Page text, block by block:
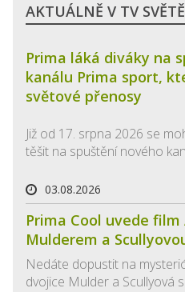
AKTUÁLNĚ V TV SVĚTĚ
Prima láká diváky na
kanálu Prima sport,
světové přenosy
Již od 17. srpna 2026 se
těšit na spuštění nového
03.08.2026
Prima Cool uvede film
Mulderem a
Nedáte dopustit na
dvojice Mulder a Scullyová